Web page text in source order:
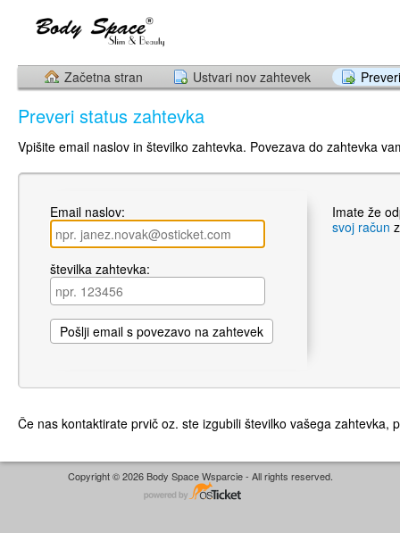
Začetna stran Ustvari nov zahtevek
Preveri status zahtevka
Vpišite email naslov in številko zahtevka. Povezava do zahtevka
Email naslov:
številka zahtevka:
Imate že
svoj račun
Če nas kontaktirate prvič oz. ste izgubili številko vašega zahtevka,
Copyright © 2026 Body Space Wsparcie - All rights reserved.